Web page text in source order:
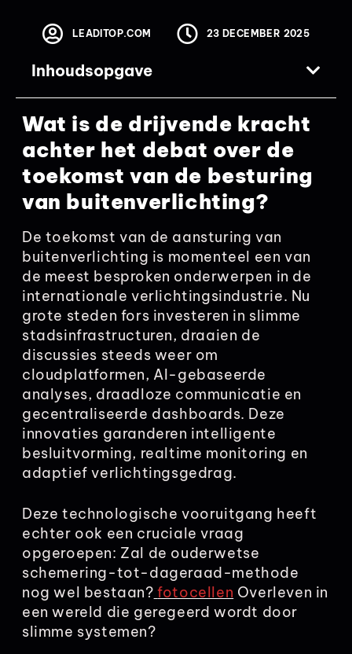
LEADITOP.COM 23 DECEMBER 2025
Inhoudsopgave
Wat is de drijvende kracht
achter het debat over de
toekomst van de besturing
van buitenverlichting?
De toekomst van de aansturing van
buitenverlichting is momenteel een van
de meest besproken onderwerpen in de
internationale verlichtingsindustrie. Nu
grote steden fors investeren in slimme
stadsinfrastructuren, draaien de
discussies steeds weer om
cloudplatformen, AI-gebaseerde
analyses, draadloze communicatie en
gecentraliseerde dashboards. Deze
innovaties garanderen intelligente
besluitvorming, realtime monitoring en
adaptief verlichtingsgedrag.
Deze technologische vooruitgang heeft
echter ook een cruciale vraag
opgeroepen: Zal de ouderwetse
schemering-tot-dageraad-methode
nog wel bestaan? fotocellen Overleven in
een wereld die geregeerd wordt door
slimme systemen?